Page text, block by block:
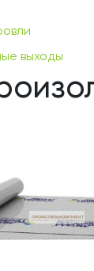
выходы